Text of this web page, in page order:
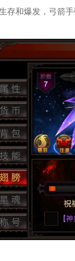
存和爆发，弓箭